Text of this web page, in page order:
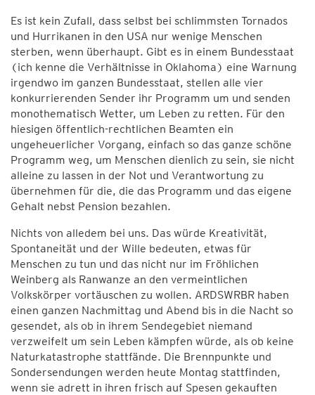
Es ist kein Zufall, dass selbst bei schlimmsten Tornados
und Hurrikanen in den USA nur wenige Menschen
sterben, wenn überhaupt. Gibt es in einem Bundesstaat
(ich kenne die Verhältnisse in Oklahoma) eine Warnung
irgendwo im ganzen Bundesstaat, stellen alle vier
konkurrierenden Sender ihr Programm um und senden
monothematisch Wetter, um Leben zu retten. Für den
hiesigen öffentlich-rechtlichen Beamten ein
ungeheuerlicher Vorgang, einfach so das ganze schöne
Programm weg, um Menschen dienlich zu sein, sie nicht
alleine zu lassen in der Not und Verantwortung zu
übernehmen für die, die das Programm und das eigene
Gehalt nebst Pension bezahlen.
Nichts von alledem bei uns. Das würde Kreativität,
Spontaneität und der Wille bedeuten, etwas für
Menschen zu tun und das nicht nur im Fröhlichen
Weinberg als Ranwanze an den vermeintlichen
Volkskörper vortäuschen zu wollen. ARDSWRBR haben
einen ganzen Nachmittag und Abend bis in die Nacht so
gesendet, als ob in ihrem Sendegebiet niemand
verzweifelt um sein Leben kämpfen würde, als ob keine
Naturkatastrophe stattfände. Die Brennpunkte und
Sondersendungen werden heute Montag stattfinden,
wenn sie adrett in ihren frisch auf Spesen gekauften